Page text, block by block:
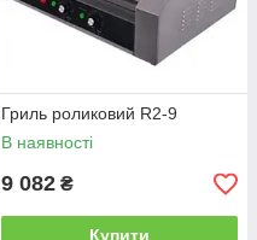
Гриль роликовий R2-9
В наявності
9 082 ₴
Купити